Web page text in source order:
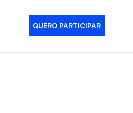
QUERO PARTICIPAR